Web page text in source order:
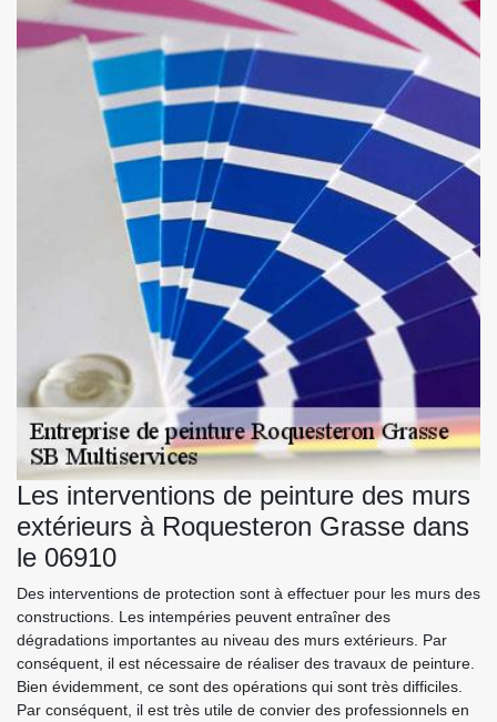
Les interventions de peinture des murs
extérieurs à Roquesteron Grasse dans
le 06910
Des interventions de protection sont à effectuer pour les murs des
constructions. Les intempéries peuvent entraîner des
dégradations importantes au niveau des murs extérieurs. Par
conséquent, il est nécessaire de réaliser des travaux de peinture.
Bien évidemment, ce sont des opérations qui sont très difficiles.
Par conséquent, il est très utile de convier des professionnels en